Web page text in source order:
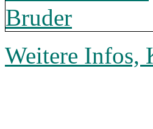
Weitere Infos,